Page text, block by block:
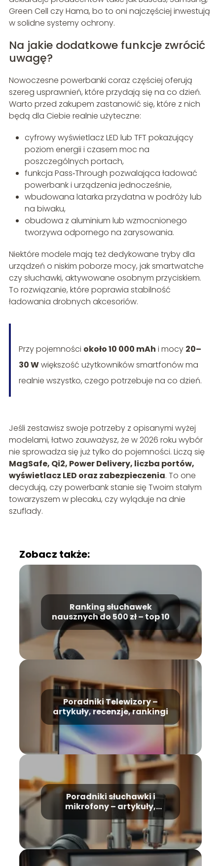
Green Cell czy Hama, bo to oni najczęściej inwestują
w solidne systemy ochrony.
Na jakie dodatkowe funkcje zwrócić
uwagę?
Nowoczesne powerbanki coraz częściej oferują
szereg usprawnień, które przydają się na co dzień.
Warto przed zakupem zastanowić się, które z nich
będą dla Ciebie realnie użyteczne:
cyfrowy wyświetlacz LED lub TFT pokazujący
poziom energii i czasem moc na
poszczególnych portach,
funkcja Pass‑Through pozwalająca ładować
powerbank i urządzenia jednocześnie,
wbudowana latarka przydatna w podróży lub
na biwaku,
obudowa z aluminium lub wzmocnionego
tworzywa odpornego na zarysowania.
Niektóre modele mają też dedykowane tryby dla
urządzeń o niskim poborze mocy, jak smartwatche
czy słuchawki, aktywowane osobnym przyciskiem.
To rozwiązanie, które poprawia stabilność
ładowania drobnych akcesoriów.
Przy pojemności około 10 000 mAh i mocy 20–
30 Wwiększość użytkowników smartfonów ma
realnie wszystko, czego potrzebuje na co dzień.
Jeśli zestawisz swoje potrzeby z opisanymi wyżej
modelami, łatwo zauważysz, że w 2026 roku wybór
nie sprowadza się już tylko do pojemności. Liczą się
MagSafe, Qi2, Power Delivery, liczba portów,
wyświetlacz LED oraz zabezpieczenia. To one
decydują, czy powerbank stanie się Twoim stałym
towarzyszem w plecaku, czy wyląduje na dnie
szuflady.
Zobacz także:
Ranking słuchawek
nausznych do 500 zł – top 10
Poradniki Telewizory –
artykuły, recenzje, rankingi
Poradniki słuchawki i
mikrofony – artykuły,
recenzje, rankingi